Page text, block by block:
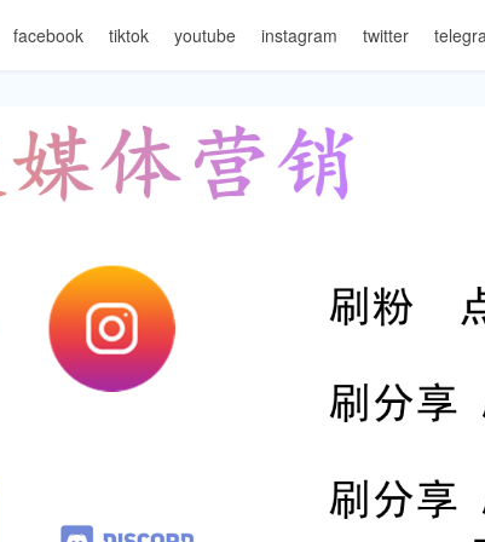
facebook tiktok youtube instagram twitter